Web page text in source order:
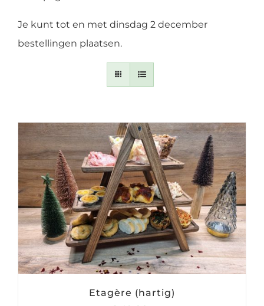
Je kunt tot en met dinsdag 2 december
bestellingen plaatsen.
Etagère (hartig)